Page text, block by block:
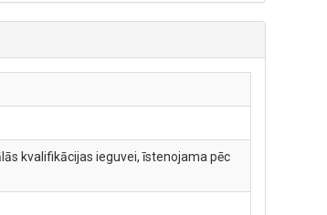
kvalifikācijas ieguvei, īstenojama pēc